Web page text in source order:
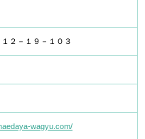
２－１９－１０３
wagyu.com/